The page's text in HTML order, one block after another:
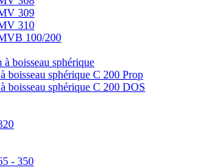
309
310
100/200
boisseau sphérique
boisseau sphérique C 200 Prop
boisseau sphérique C 200 DOS
- 350